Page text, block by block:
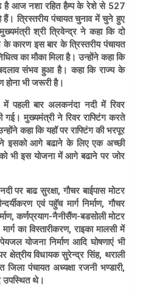
है आज नशा रहित हैम्प के रेशे से 527
त्रिस्तरीय पंचायत चुनाव में चुने हुए
श्री त्रिवेन्द्र ने कहा कि दो
के कारण इस बार के त्रिस्तरीय पंचायत
का मौका मिला है। उन्होंने कहा कि
संभव हुआ है। कहा कि राज्य के
होना भी जरूरी है।
पहली बार अलकनंदा नदी में रिवर
गई। मुख्यमंत्री ने रिवर राफ्टिंग करते
कहा कि यहॉ पर राफ्टिंग की भरपूर
इसको आगे बढाने के लिए एक अच्छी
भी इस योजना में आगे बढाने पर जोर
पर बाढ सुरक्षा, गौचर बाईपास मोटर
एवं पहुॅच मार्ग निर्माण, गौचर
कर्णप्रयाग-नैनीसैंण-बडसोली मोटर
का विस्तारीकरण, राइका मालसी में
योजना निर्माण आदि घोषणाएं भी
विधायक सुरेन्द्र सिंह, थराली
जिला पंचायत अध्यक्षा रजनी भण्डारी,
उपस्थित थे।